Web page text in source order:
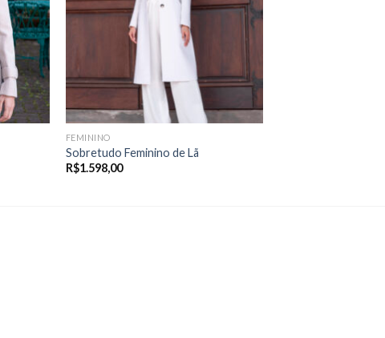
FEMININO
Sobretudo Feminino de Lã
R$1.598,00